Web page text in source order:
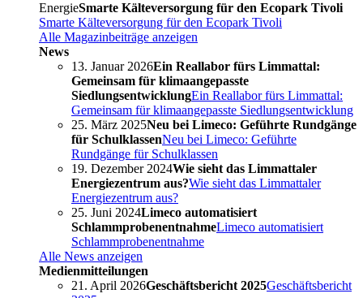
EnergieSmarte Kälteversorgung für den Ecopark Tivoli
Smarte Kälteversorgung für den Ecopark Tivoli
Alle Magazinbeiträge anzeigen
News
13. Januar 2026Ein Reallabor fürs Limmattal:
Gemeinsam für klimaangepasste
SiedlungsentwicklungEin Reallabor fürs Limmattal:
Gemeinsam für klimaangepasste Siedlungsentwicklung
25. März 2025Neu bei Limeco: Geführte Rundgänge
für SchulklassenNeu bei Limeco: Geführte
Rundgänge für Schulklassen
19. Dezember 2024Wie sieht das Limmattaler
Energiezentrum aus?Wie sieht das Limmattaler
Energiezentrum aus?
25. Juni 2024Limeco automatisiert
SchlammprobenentnahmeLimeco automatisiert
Schlammprobenentnahme
Alle News anzeigen
Medienmitteilungen
21. April 2026Geschäftsbericht 2025Geschäftsbericht